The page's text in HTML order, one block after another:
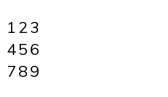
1 23
456
789